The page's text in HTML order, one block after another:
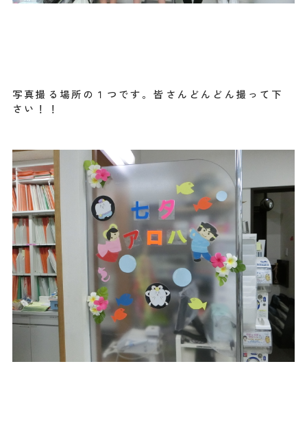
写真撮る場所の１つです。皆さんどんどん撮って下
さい！！